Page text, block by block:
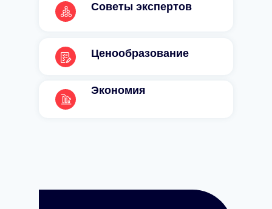
Экономия
Советы экспертов
Ценообразование